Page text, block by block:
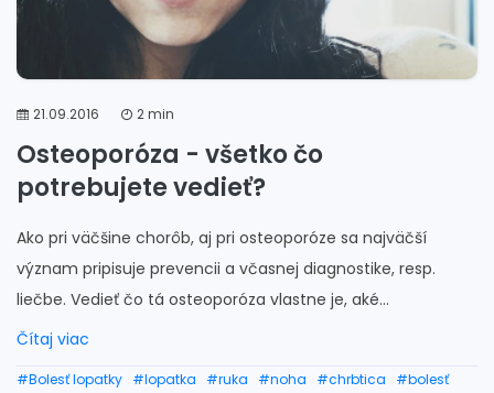
21.09.2016 2 min
Osteoporóza - všetko čo
potrebujete vedieť?
Ako pri väčšine chorôb, aj pri osteoporóze sa najväčší
význam pripisuje prevencii a včasnej diagnostike, resp.
liečbe. Vedieť čo tá osteoporóza vlastne je, aké...
Čítaj viac
#Bolesť lopatky #lopatka #ruka #noha #chrbtica
#bolesť